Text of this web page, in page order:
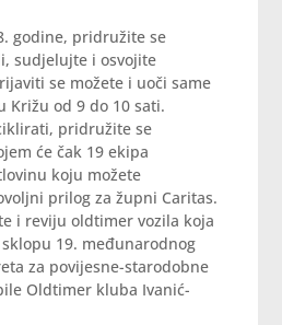
godine, pridružite se
sudjelujte i osvojite
se možete i uoči same
Križu od 9 do 10 sati.
pridružite se
će čak 19 ekipa
koju možete
prilog za župni Caritas.
i reviju oldtimer vozila koja
19. međunarodnog
za povijesne-starodobne
Oldtimer kluba Ivanić-